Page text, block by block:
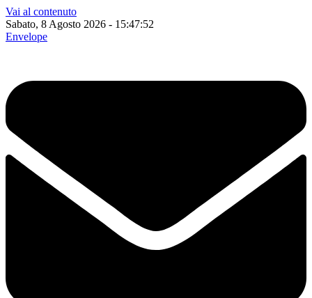
Vai al contenuto
Sabato, 8 Agosto 2026 - 15:47:53
Envelope